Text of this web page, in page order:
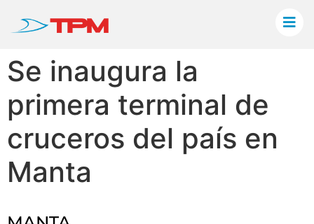
Se inaugura la
primera terminal de
cruceros del país en
Manta